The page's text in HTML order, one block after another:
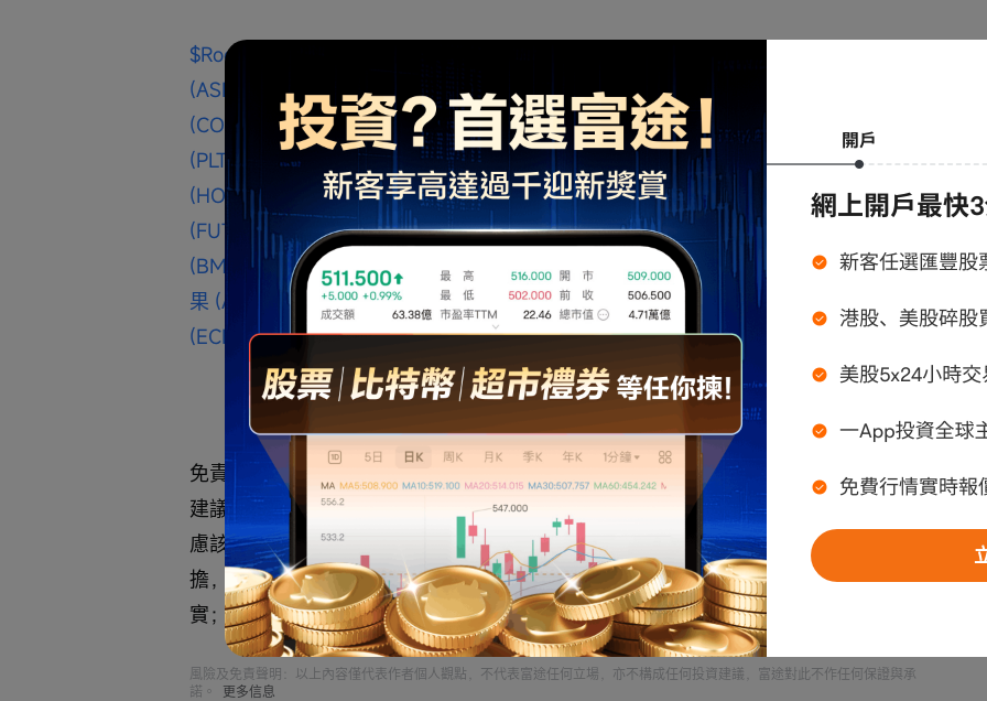
$Rocket Lab (RKLB.US)$
(ASML.US)$ $Circle (CRCL.US)$$富途控股 (FUTU.US)$
(COIN.US)$ $BigBear.ai Holdings (BBAI.US)$$特斯拉 (TSLA.US)$$Palantir
(PLTR.US)$$美國超微公司 (AMD.US)$ $Arm Holdings (ARM.US)$
$Robinhood
(HOOD.US)$
$PayPal (PYPL.US)$ $Palantir (PLTR.US)$$富途控股
(FUTU.US)$
$NEBIUS (NBIS.US)$$Bitmine Immersion Technologies
(BMNR.US)$$百度 (BIDU.US)$ $蔚來 (NIO.US)$ $Meta Platforms (META.US)$$蘋
果 (AAPL.US)$ $微軟 (MSFT.US)$ $閃迪 (SNDK.US)$$康寧 (GLW.US)$
$迴聲星通信
(ECHO.US)$
免責聲明: 內容純屬個人分享，並不構成任何證券、金融產品或工具的要約、招攬、
建議、意見或保證。投資涉及風險，最大損失可能超過您的投資本金。投資者應考
慮該等投資是否適合閣下的財務狀況，所有投資決定及其後果，概由投資者自行承
擔，建議諮詢專業投資顧問。本⼈不保證所引用資料之準確性或完整性，請自行核
實；對任何錯誤、遺漏或因依賴資料而導致之損失，本人恕不負責。
風險及免責聲明：以上內容僅代表作者個人觀點，不代表富途任何立場，亦不構成任何投資建議，富途對此不作任何保證與承
諾。
更多信息